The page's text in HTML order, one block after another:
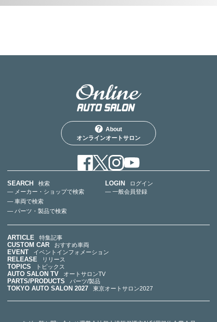
About
オンラインオートサロン
SEARCH
検索
— メーカー・ショップで検索
— 車両で検索
— パーツ・製品で検索
LOGIN
ログイン
— 一般会員登録
ARTICLE 特集記事
CUSTOM CAR おすすめ車両
EVENT イベントインフォメーション
RELEASE リリース
TOPICS トピックス
AUTO SALON TV オートサロンTV
PARTS/PRODUCTS パーツ/製品
TOKYO AUTO SALON 2027 東京オートサロン2027